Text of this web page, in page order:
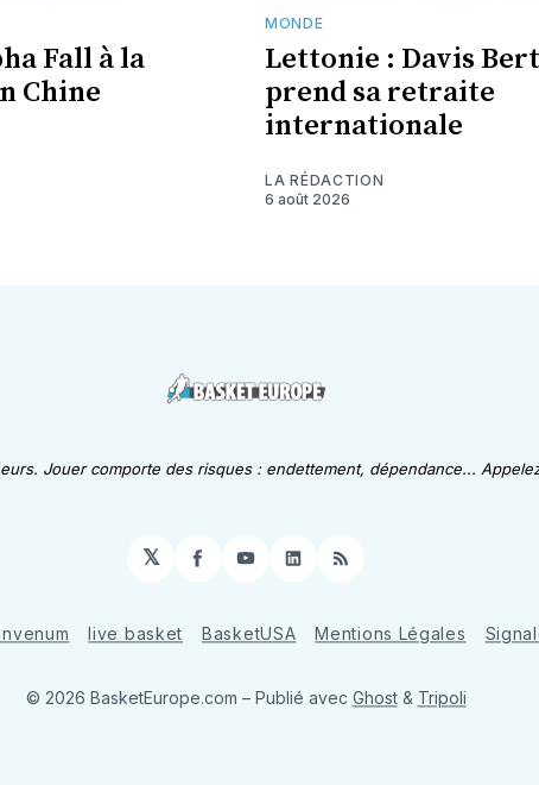
Fall à la
Chine
MONDE
Lettonie : Davis
prend sa retraite
internationale
LA RÉDACTION
6 août 2026
Jouer comporte des risques : endettement, dépendance...
𝕏 Facebook
YouTube
LinkedIn
RSS
live basket BasketUSA Mentions Légales
© 2026 BasketEurope.com – Publié avec Ghost& Tripoli